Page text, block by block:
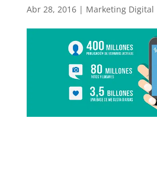
Abr 28, 2016| Marketing Digital